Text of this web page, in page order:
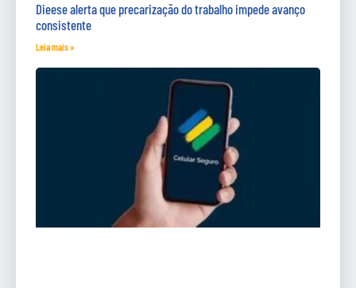
Dieese alerta que precarização do trabalho impede avanço
consistente
Leia mais »